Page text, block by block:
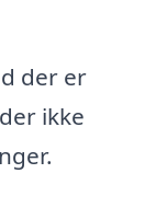
der er
ikke